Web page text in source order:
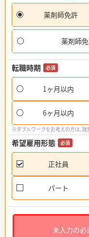
薬剤師免許
薬剤師免
転職時期 必須
1ヶ月以内
6ヶ月以内
※ダブルワークをお考えの方は、
希望雇用形態 必須
正社員
パート
未入力の必